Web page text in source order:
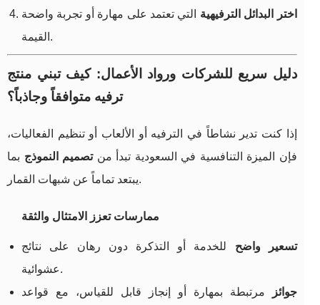
اختر البدائل الترفيهية التي تعتمد على مهارة أو تجربة واضحة
القيمة.
دليل سريع للشركات ورواد الأعمال: كيف تبني منتج
ترفيه متوافقاً وجاذباً؟
إذا كنت تدير نشاطاً في الترفيه أو الألعاب أو تنظيم الفعاليات،
فإن الميزة التنافسية في السعودية تبدأ منتصميم النموذج بما
يبتعد تماماً عن شبهات القمار.
ممارسات تعزز الامتثال والثقة
تسعير واضح للخدمة أو التذكرة دون رهان على نتائج
عشوائية.
جوائز
مرتبطة بمهارة أو إنجاز قابل للقياس، مع قواعد